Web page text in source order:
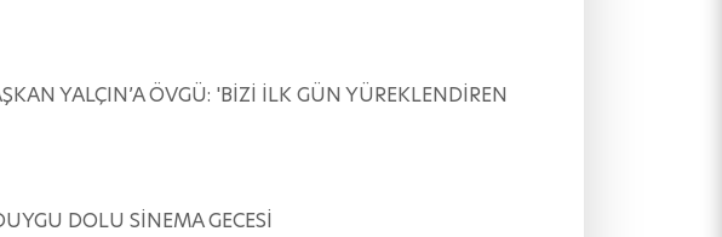
YALÇIN’A ÖVGÜ: 'BİZİ İLK GÜN YÜREKLENDİREN
DOLU SİNEMA GECESİ